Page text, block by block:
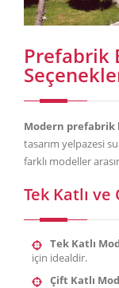
Prefabrik
Modern prefabrik
tasarım yelpazesi
farklı modeller
Tek Katlı
Tek Katlı
için idealdir.
Çift Katlı